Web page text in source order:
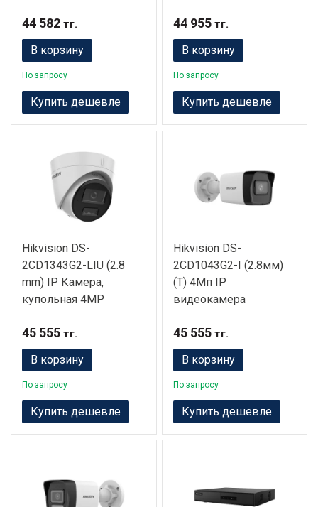
44 582 тг.
В корзину
По запросу
Купить дешевле
44 955тг.
В корзину
По запросу
Купить дешевле
Hikvision DS-
2CD1343G2-LIU (2.8
mm) IP Камера,
купольная 4MP
45 555 тг.
В корзину
По запросу
Купить дешевле
Hikvision DS-
2CD1043G2-I (2.8мм)
(T) 4Мп IP
видеокамера
45 555тг.
В корзину
По запросу
Купить дешевле